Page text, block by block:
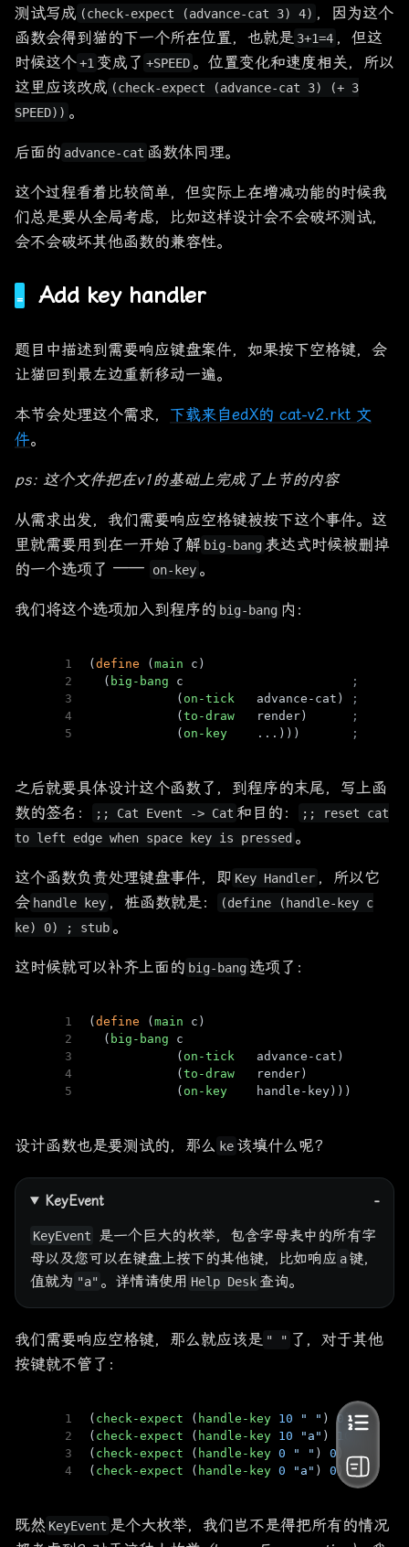
测试写成 (check-expect (advance-cat 3) 4) ，因为这个
函数会得到猫的下一个所在位置，也就是 3+1=4 ，但这
时候这个+1 变成了 +SPEED 。位置变化和速度相关，所以
这里应该改成 (check-expect (advance-cat 3) (+ 3
SPEED)) 。
后面的 advance-cat 函数体同理。
这个过程看着比较简单，但实际上在增减功能的时候我
们总是要从全局考虑，比如这样设计会不会破坏测试，
会不会破坏其他函数的兼容性。
Add key handler
题目中描述到需要响应键盘案件，如果按下空格键，会
让猫回到最左边重新移动一遍。
本节会处理这个需求， 下载来自edX的 cat-v2.rkt 文
件。
ps: 这个文件把在v1的基础上完成了上节的内容
从需求出发，我们需要响应空格键被按下这个事件。这
里就需要用到在一开始了解 big-bang 表达式时候被删掉
的一个选项了 ——
on-key 。
我们将这个选项加入到程序的 big-bang 内：
1
2
3
4
5
(define (main c)
  (
big-bang c
; Cat
            (
on-tick
   advance-cat)
; Cat -
            (
to-draw
   render)
; Cat -
            (
on-key
    ...)))
; Cat
之后就要具体设计这个函数了，到程序的末尾，写上函
数的签名：
;; Cat Event -> Cat 和目的：
;; reset cat
to left edge when space key is pressed 。
这个函数负责处理键盘事件，即 Key Handler ，所以它
会 handle key ，桩函数就是：
(define (handle-key c
ke) 0) ; stub 。
这时候就可以补齐上面的 big-bang 选项了：
1
2
3
4
5
(define (main c)
  (
big-bang c
            (
on-tick
   advance-cat)
            (
to-draw
   render)
            (
on-key
    handle-key)))
设计函数也是要测试的，那么 ke 该填什么呢？
KeyEvent
KeyEvent
是一个巨大的枚举，包含字母表中的所有字
母以及您可以在键盘上按下的其他键，比如响应 a 键，
值就为 "a" 。详情请使用 Help Desk 查询。
我们需要响应空格键，那么就应该是 " " 了，对于其他
按键就不管了：
1
2
3
4
( check-expect ( handle-key 10 " " ) 0 )
( check-expect ( handle-key 10 "a" ) 10
( check-expect ( handle-key 0 " " ) 0
( check-expect ( handle-key 0 "a" ) 0)
既然 KeyEvent 是个大枚举，我们岂不是得把所有的情况